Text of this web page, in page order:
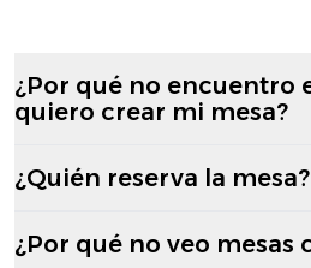
¿Por qué no encuentro
quiero crear mi mesa?
¿Quién reserva la mesa?
¿Por qué no veo mesas